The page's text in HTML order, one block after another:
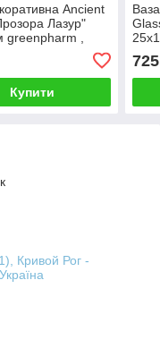
Ancient
Лазур"
greenpharm ,
Купити
725
Кривой Рог -